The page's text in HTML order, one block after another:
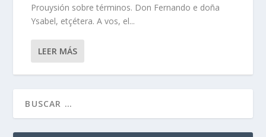
Prouysión sobre términos. Don Fernando e doña
Ysabel, etçétera. A vos, el...
LEER MÁS